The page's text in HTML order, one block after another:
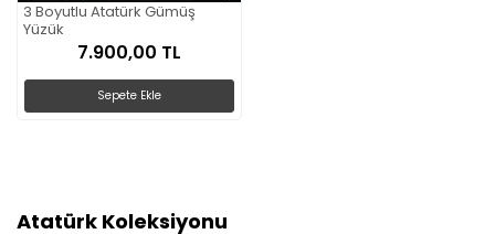
3 Boyutlu Atatürk Gümüş
Yüzük
7.900,00 TL
Sepete Ekle
Atatürk Koleksiyonu